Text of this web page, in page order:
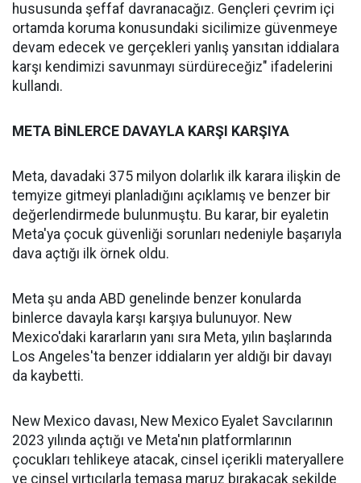
hususunda şeffaf davranacağız. Gençleri çevrim içi
ortamda koruma konusundaki sicilimize güvenmeye
devam edecek ve gerçekleri yanlış yansıtan iddialara
karşı kendimizi savunmayı sürdüreceğiz" ifadelerini
kullandı.
META BİNLERCE DAVAYLA KARŞI KARŞIYA
Meta, davadaki 375 milyon dolarlık ilk karara ilişkin de
temyize gitmeyi planladığını açıklamış ve benzer bir
değerlendirmede bulunmuştu. Bu karar, bir eyaletin
Meta'ya çocuk güvenliği sorunları nedeniyle başarıyla
dava açtığı ilk örnek oldu.
Meta şu anda ABD genelinde benzer konularda
binlerce davayla karşı karşıya bulunuyor. New
Mexico'daki kararların yanı sıra Meta, yılın başlarında
Los Angeles'ta benzer iddiaların yer aldığı bir davayı
da kaybetti.
New Mexico davası, New Mexico Eyalet Savcılarının
2023 yılında açtığı ve Meta'nın platformlarının
çocukları tehlikeye atacak, cinsel içerikli materyallere
ve cinsel yırtıcılarla temasa maruz bırakacak şekilde